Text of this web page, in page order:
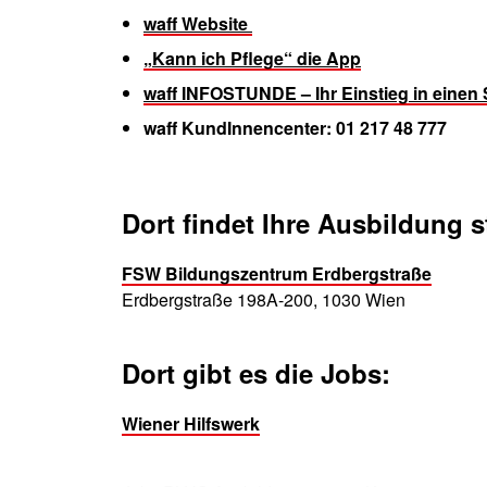
waff Website
„Kann ich Pflege“ die App
waff INFOSTUNDE – Ihr Einstieg in
waff KundInnen­center: 01 217 48 777
Dort findet Ihre Ausbildung
FSW Bildungszentrum Erdbergstraße
Erdbergstraße 198A-200, 1030 Wien
Dort gibt es die Jobs:
Wiener Hilfswerk